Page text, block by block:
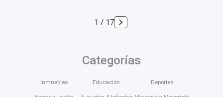
1 / 17
Categorías
Inmuebles Educación Deportes